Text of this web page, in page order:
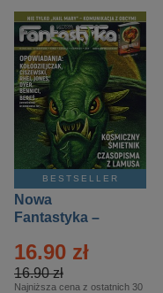
BESTSELLER
Nowa
Fantastyka –
16.90 zł
16.90 zł
Najniższa cena z ostatnich 30